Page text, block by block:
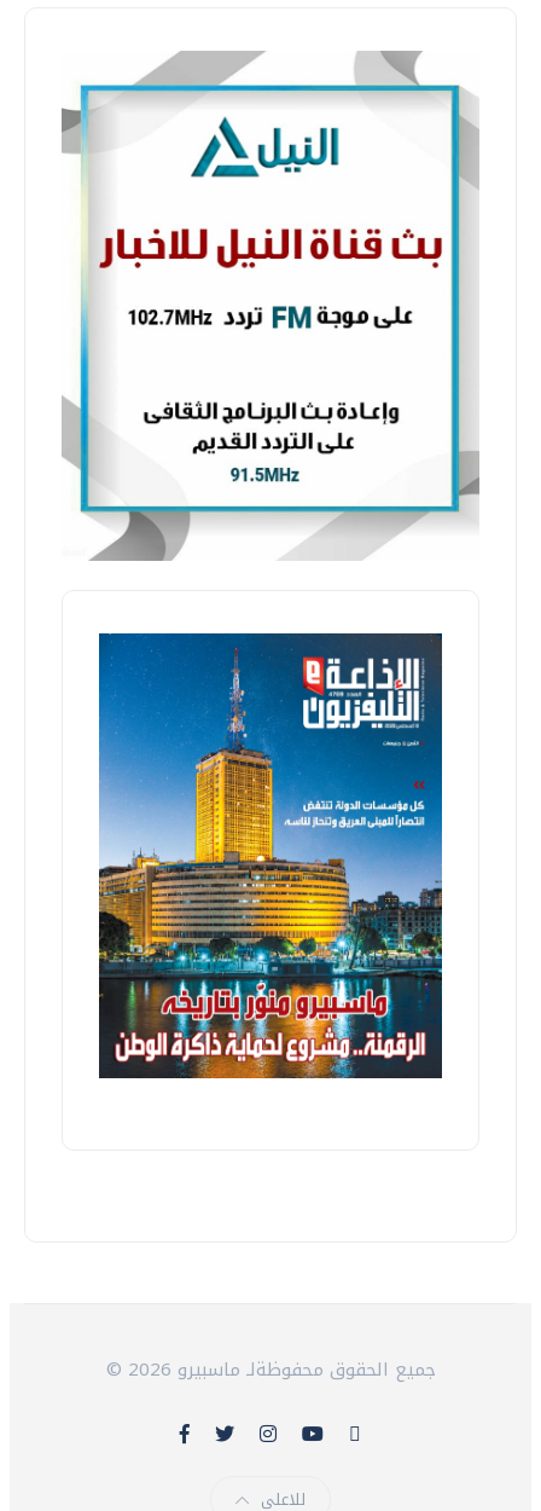
© 2026 جميع الحقوق محفوظةلـ ماسبيرو
للاعلى